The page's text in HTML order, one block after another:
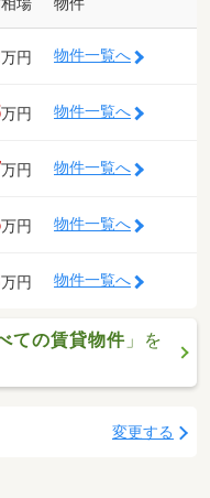
万円 物件一覧へ
万円 物件一覧へ
万円 物件一覧へ
万円 物件一覧へ
万円 物件一覧へ
ての賃貸物件 」を
変更する